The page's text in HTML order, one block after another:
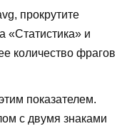
прокрутите
«Статистика» и
количество фрагов
показателем.
с двумя знаками